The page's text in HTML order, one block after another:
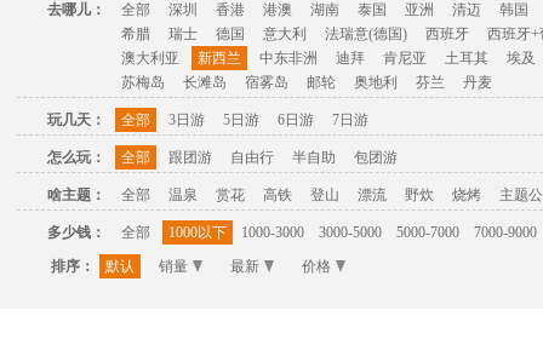
去哪儿： 全部 深圳 香港 港澳 湖南 泰国 亚洲 清迈
韩国
希腊
瑞士 德国 意大利 法瑞意(德国) 西班牙
西班牙+
澳大利亚
新西兰 中东非洲 迪拜 肯尼亚 土耳其
埃及
苏梅岛
长滩岛 宿雾岛 邮轮 奥地利 芬兰 丹麦
玩几天： 全部 3日游 5日游 6日游 7日游
怎么玩： 全部 跟团游 自由行 半自助 包团游
啥主题： 全部 温泉 赏花 高铁 登山 漂流 野炊 烧烤 主题
多少钱： 全部 1000以下 1000-3000 3000-5000 5000-7000
7000-9000
排序：
默认 销量 最新 价格